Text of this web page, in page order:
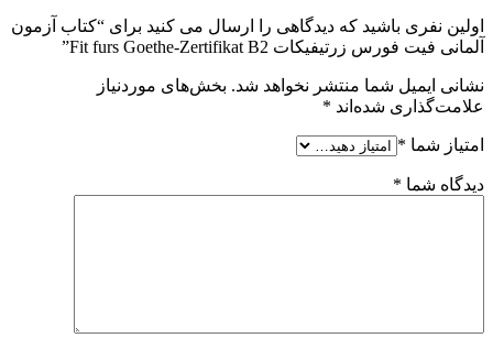
اولین نفری باشید که دیدگاهی را ارسال می کنید برای “کتاب آزمون
آلمانی فیت فورس زرتیفیکات Fit furs Goethe-Zertifikat B2”
نشانی ایمیل شما منتشر نخواهد شد. بخش‌های موردنیاز
علامت‌گذاری شده‌اند *
امتیاز شما *
دیدگاه شما *